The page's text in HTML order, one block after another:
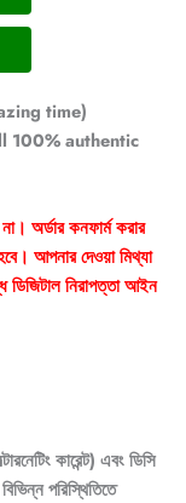
time)
100% authentic
অর্ডার কনফার্ম করার
আপনার দেওয়া মিথ্যা
ডিজিটাল নিরাপত্তা আইন
কারেন্ট) এবং ডিসি
পরিস্থিতিতে